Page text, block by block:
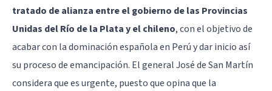
tratado de alianza entre el gobierno de las Provincias
Unidas del Río de la Plata y el chileno, con el objetivo de
acabar con la dominación española en Perú y dar inicio así
su proceso de emancipación. El general José de San Martín
considera que es urgente, puesto que opina que la